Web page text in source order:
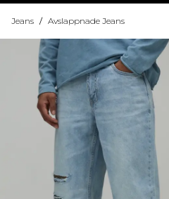
Jeans / Avslappnade Jeans